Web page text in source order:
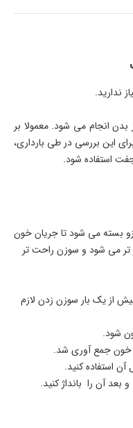
ندارید.
انجام می شود. معمولا بر
این بررسی در طی بارداری،
استفاده شود.
بسته می شود تا جریان خون
تر می شود و سوزن راحت تر
از یک بار سوزن زدن لازم
شود.
خون جمع آوری شد.
استفاده کنید.
بعد آن را بانداژ کنید.